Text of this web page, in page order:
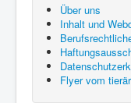
Über uns
Inhalt und
Flyer vom